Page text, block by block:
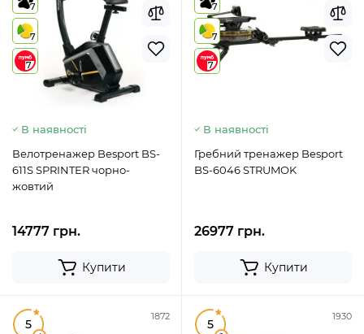
7
7
7
В наявності
Велотренажер Besport BS-
611S SPRINTER чорно-
жовтий
14777 грн.
Купити
7
7
7
В наявності
Гребний тренажер Besport
BS-6046 STRUMOK
26977 грн.
Купити
1872
5
1930
5